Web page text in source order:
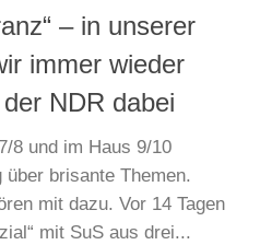
– in unserer
immer wieder
NDR dabei
8 und im Haus 9/10
brisante Themen.
mit dazu. Vor 14 Tagen
mit SuS aus drei...